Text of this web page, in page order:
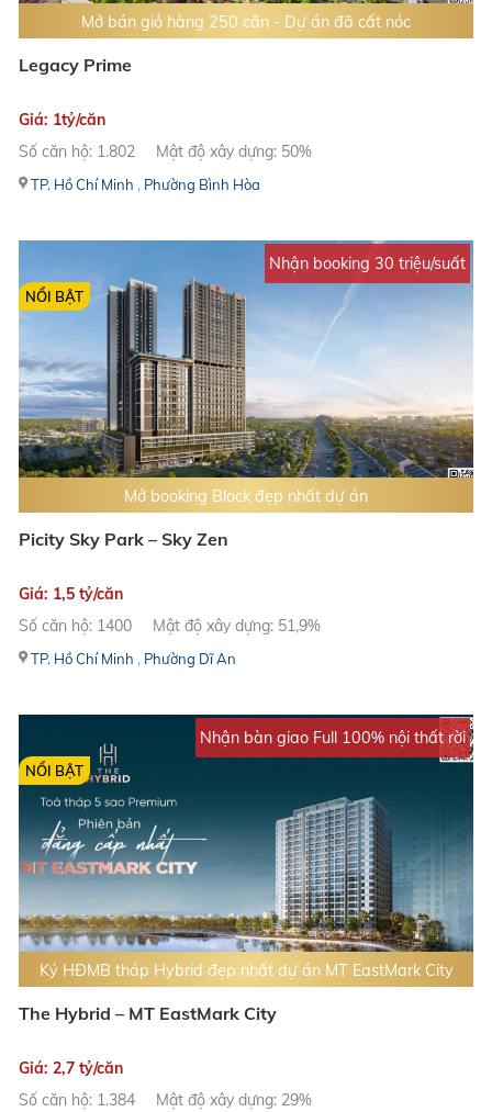
Mở bán giỏ hàng 250 căn - Dự án đã cất nóc
Legacy Prime
Giá: 1tỷ/căn
Số căn hộ: 1.802
Mật độ xây dựng: 50%
TP. Hồ Chí Minh , Phường Bình Hòa
Nhận booking 30 triệu/suất
Mở booking Block đẹp nhất dự án
NỔI BẬT
Picity Sky Park – Sky Zen
Giá: 1,5 tỷ/căn
Số căn hộ: 1400
Mật độ xây dựng: 51,9%
TP. Hồ Chí Minh , Phường Dĩ An
Nhận bàn giao Full 100% nội thất rời
Ký HĐMB tháp Hybrid đẹp nhất dự án MT EastMark City
NỔI BẬT
The Hybrid – MT EastMark City
Giá: 2,7 tỷ/căn
Số căn hộ: 1.384
Mật độ xây dựng: 29%